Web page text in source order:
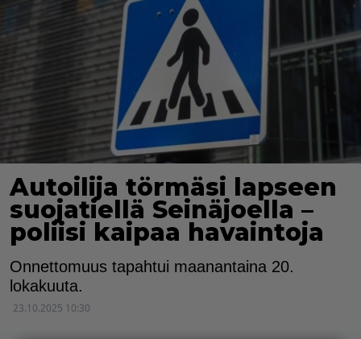
Autoilija törmäsi lapseen
suojatiellä Seinäjoella –
poliisi kaipaa havaintoja
Onnettomuus tapahtui maanantaina 20.
lokakuuta.
23.10.2025 10:30